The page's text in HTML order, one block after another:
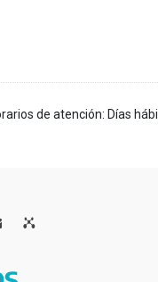
de atención: Días
